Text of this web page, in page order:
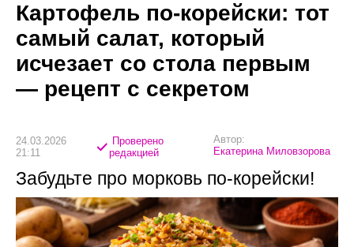
Картофель по-корейски: тот
самый салат, который
исчезает со стола первым
— рецепт с секретом
24.03.2026
21:11
Проверено
редакцией
Автор:
Екатерина Миловзорова
Забудьте про морковь по-корейски!